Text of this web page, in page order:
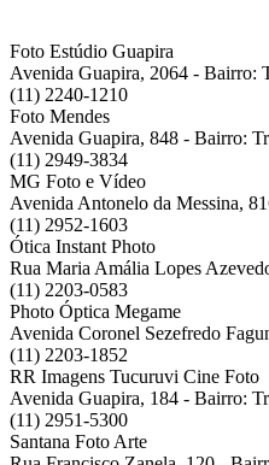
Foto Estúdio Guapira
Avenida Guapira, 2064 - Bairro:
(11) 2240-1210
Foto Mendes
Avenida Guapira, 848 - Bairro:
(11) 2949-3834
MG Foto e Vídeo
Avenida Antonelo da Messina,
(11) 2952-1603
Ótica Instant Photo
Rua Maria Amália Lopes
(11) 2203-0583
Photo Óptica Megame
Avenida Coronel Sezefredo
(11) 2203-1852
RR Imagens Tucuruvi Cine Foto
Avenida Guapira, 184 - Bairro:
(11) 2951-5300
Santana Foto Arte